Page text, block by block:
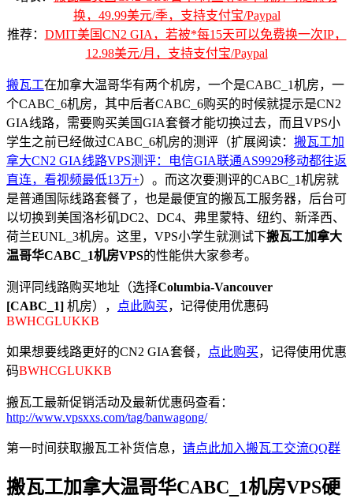
换，49.99美元/季，支持支付宝/Paypal
推荐： DMIT美国CN2 GIA，若被*每15天可以免费换一次IP，
12.98美元/月，支持支付宝/Paypal
搬瓦工在加拿大温哥华有两个机房，一个是CABC_1机房，一
个CABC_6机房，其中后者CABC_6购买的时候就提示是CN2
GIA线路，需要购买美国GIA套餐才能切换过去，而且VPS小
学生之前已经做过CABC_6机房的测评（扩展阅读： 搬瓦工加
拿大CN2 GIA线路VPS测评：电信GIA联通AS9929移动都往返
直连，看视频最低13万+）。而这次要测评的CABC_1机房就
是普通国际线路套餐了，也是最便宜的搬瓦工服务器，后台可
以切换到美国洛杉矶DC2、DC4、弗里蒙特、纽约、新泽西、
荷兰EUNL_3机房。这里，VPS小学生就测试下搬瓦工加拿大
温哥华CABC_1机房VPS的性能供大家参考。
测评同线路购买地址（选择Columbia-Vancouver
[CABC_1] 机房）， 点此购买，记得使用优惠码
BWHCGLUKKB
如果想要线路更好的CN2 GIA套餐， 点此购买，记得使用优惠
码BWHCGLUKKB
搬瓦工最新促销活动及最新优惠码查看：
http://www.vpsxxs.com/tag/banwagong/
第一时间获取搬瓦工补货信息， 请点此加入搬瓦工交流QQ群
搬瓦工加拿大温哥华CABC_1机房VPS硬